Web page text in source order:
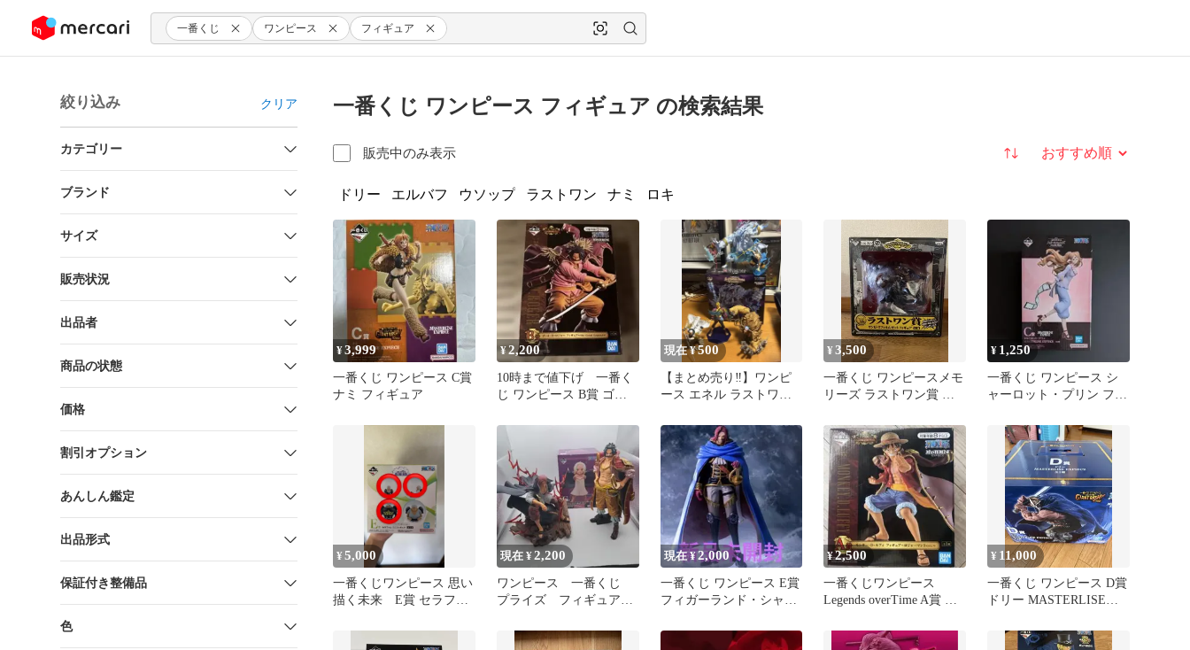
ツにスキップ 一番くじ ワンピース フィギュア
絞り込み クリア
カテゴリー
ブランド
サイズ
販売状況
出品者
商品の状態
価格
割引オプション
あんしん鑑定
出品形式
保証付き整備品
色
一番くじ ワンピース フィギュア の検索結果
販売中のみ表示 並び替え
ドリー エルバフ ウソップ ラストワン ナミ ロキ
¥3,999
一番くじ ワンピース C賞
ナミ フィギュア
¥2,200
10時まで値下げ 一番く
じ ワンピース B賞 ゴー
ュア
現在 ¥500
【まとめ売り‼️】ワンピ
ース エネル ラストワン
¥3,500
一番くじ ワンピースメモ
リーズ ラストワン賞 ゼ
¥ 1,250
一番くじ ワンピース シ
ャーロット・プリン フィ
¥5,000
一番くじワンピース 思い
描く未来 E賞 セラフィ
セット
現在 ¥2,200
ワンピース 一番くじ
プライズ フィギュア
現在 ¥2,000
一番くじ ワンピース E賞
フィガーランド・シャム
¥2,500
一番くじワンピース
Legends overTime A賞 ル
¥ 11,000
一番くじ ワンピース D賞
ドリー MASTERLISE